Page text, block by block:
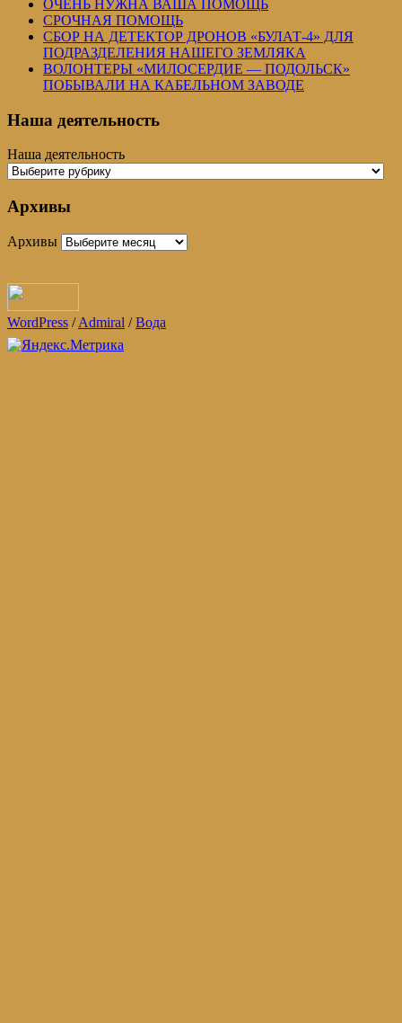
ОЧЕНЬ НУЖНА ВАША ПОМОЩЬ
СРОЧНАЯ ПОМОЩЬ
СБОР НА ДЕТЕКТОР ДРОНОВ «БУЛАТ-4» ДЛЯ
ПОДРАЗДЕЛЕНИЯ НАШЕГО ЗЕМЛЯКА
ВОЛОНТЕРЫ «МИЛОСЕРДИЕ — ПОДОЛЬСК»
ПОБЫВАЛИ НА КАБЕЛЬНОМ ЗАВОДЕ
Наша деятельность
Наша деятельность
Архивы
Архивы
WordPress /Admiral /Вода